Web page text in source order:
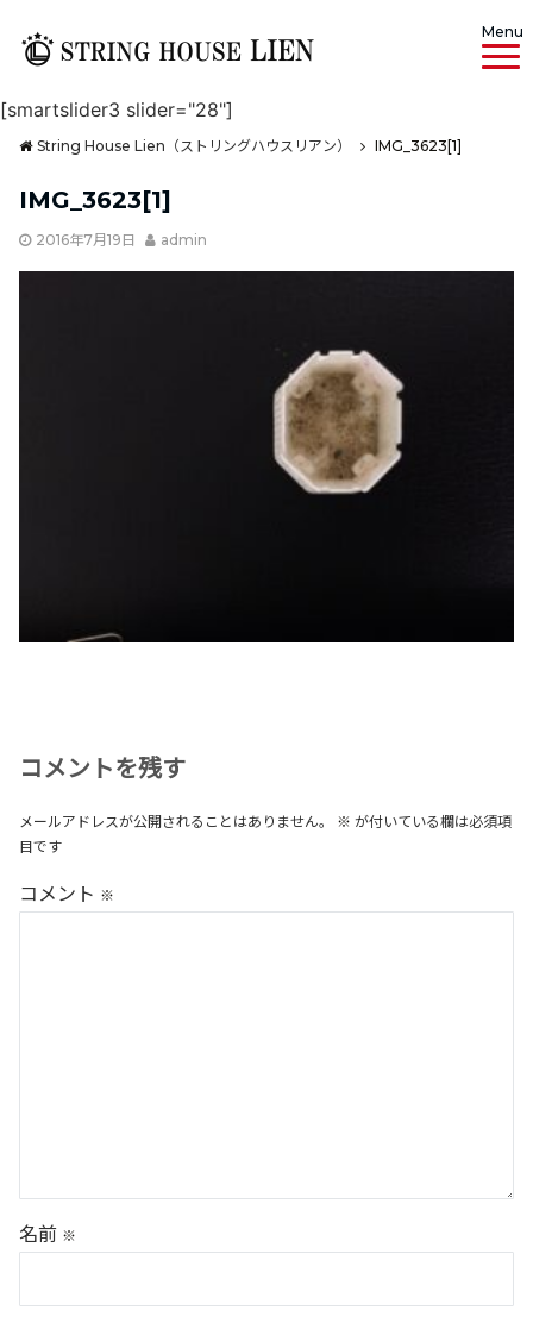
Menu
[smartslider3 slider="28"]
String House Lien（ストリングハウスリアン） IMG_3623[1]
IMG_3623[1]
2016年7月19日 admin
コメントを残す
メールアドレスが公開されることはありません。 ※ が付いている欄は必須項
目です
コメント ※
名前 ※